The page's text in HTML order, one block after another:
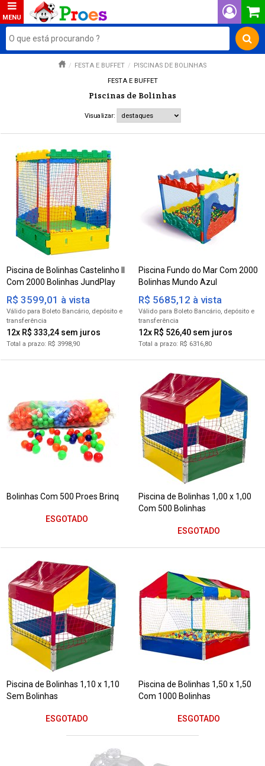
FESTA E BUFFET
PISCINAS DE BOLINHAS
FESTA E BUFFET
Piscinas de Bolinhas
Visualizar:
Piscina de Bolinhas Castelinho II
Com 2000 Bolinhas JundPlay
R$ 3998,90
12x R$ 333,24
R$ 3599,01 à vista
para Boleto Bancário
Piscina Fundo do Mar Com 2000
Bolinhas Mundo Azul
R$ 6316,80
12x R$ 526,40
R$ 5685,12 à vista
para Boleto Bancário
Bolinhas Com 500 Proes Brinq
ESGOTADO
Piscina de Bolinhas 1,00 x 1,00
Com 500 Bolinhas
ESGOTADO
Piscina de Bolinhas 1,10 x 1,10
Sem Bolinhas
ESGOTADO
Piscina de Bolinhas 1,50 x 1,50
Com 1000 Bolinhas
ESGOTADO